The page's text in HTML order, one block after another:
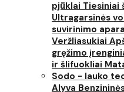
pjūklai Tiesiniai
Ultragarsinės
suvirinimo
Veržliasukiai
gręžimo
ir šlifuokliai
Sodo - lauko
Alyva